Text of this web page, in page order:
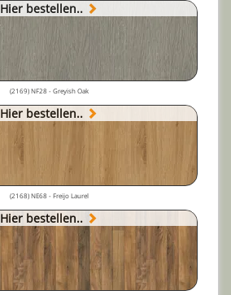
Hier bestellen..
(2169) NF28 - Greyish Oak
Hier bestellen..
(2168) NE68 - Freijo Laurel
Hier bestellen..